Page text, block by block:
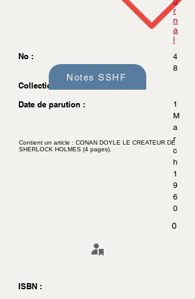
r
n
a
l
No :
4
8
Collection :
Date de parution :
1
M
a
r
c
h
1
9
6
0
0
ISBN :
Notes SSHF
Contient un article : CONAN DOYLE LE CREATEUR DE
SHERLOCK HOLMES (4 pages).